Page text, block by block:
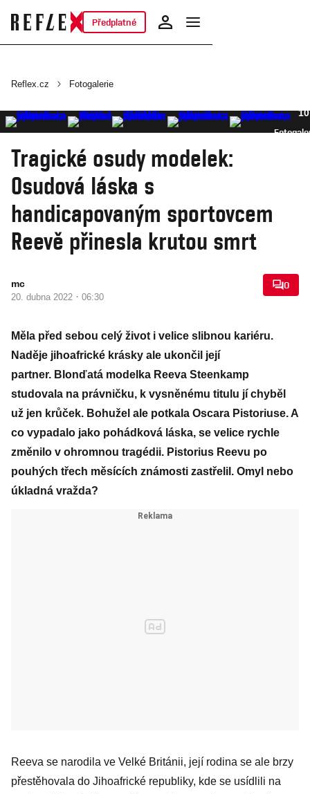
Předplatné
Reflex.cz Fotogalerie
10
Tragické osudy modelek:
Osudová láska s
handicapovaným sportovcem
Reevě přinesla krutou smrt
mc
20. dubna 2022 · 06:30
0
Měla před sebou celý život i velice slibnou kariéru.
Naděje jihoafrické krásky ale ukončil její
partner. Blonďatá modelka Reeva Steenkamp
studovala na právničku, k vysněnému titulu jí chyběl
už jen krůček. Bohužel ale potkala Oscara Pistoriuse. A
co vypadalo jako pohádková láska, se velice rychle
změnilo v ohromnou tragédii. Pistorius Reevu po
pouhých třech měsících známosti zastřelil. Omyl nebo
úkladná vražda?
Reeva se narodila ve Velké Británii, její rodina se ale brzy
přestěhovala do Jihoafrické republiky, kde se usídlili na